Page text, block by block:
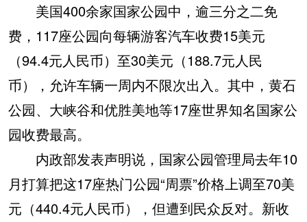
美国400余家国家公园中，逾三分之二免
费，117座公园向每辆游客汽车收费15美元
（94.4元人民币）至30美元（188.7元人民
币），允许车辆一周内不限次出入。其中，黄石
公园、大峡谷和优胜美地等17座世界知名国家公
园收费最高。
内政部发表声明说，国家公园管理局去年10
月打算把这17座热门公园“周票”价格上调至70美
元（440.4元人民币），但遭到民众反对。新收